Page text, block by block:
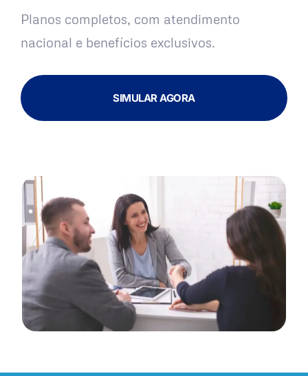
Planos completos, com atendimento
nacional e benefícios exclusivos.
SIMULAR AGORA